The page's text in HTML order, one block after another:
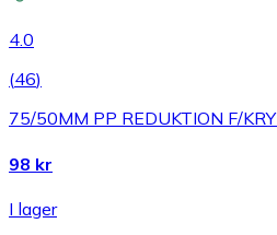
4.0
(46)
75/50MM PP REDUKTION F/
98 kr
I lager